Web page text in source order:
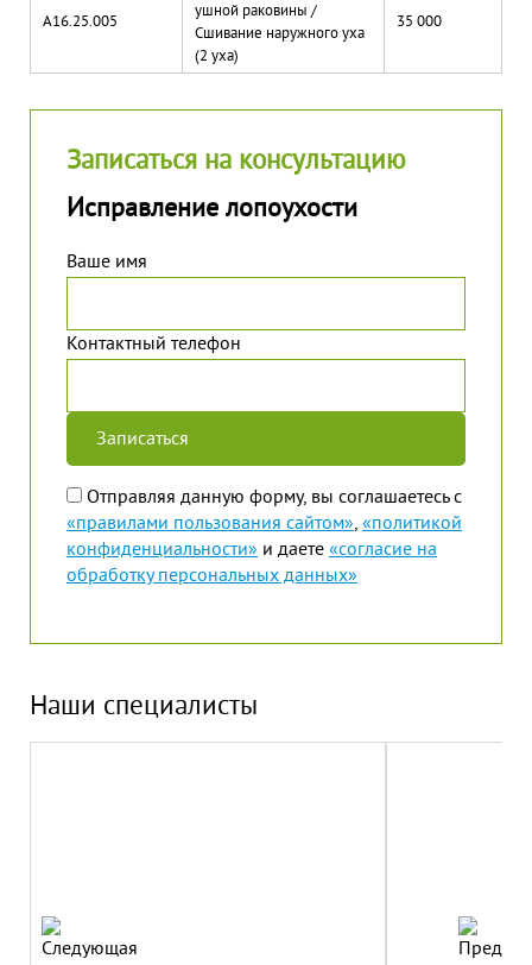
A16.25.005
ушной раковины /
Сшивание наружного уха
(2 уха)
35 000
Записаться на консультацию
Исправление лопоухости
Ваше имя
Контактный телефон
Отправляя данную форму, вы соглашаетесь с
«правилами пользования сайтом», «политикой
конфиденциальности» и даете «согласие на
обработку персональных данных»
Наши специалисты